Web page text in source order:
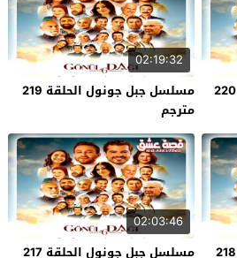
مسلسل جبل جونول الحلقة 220
02:19:32
مسلسل جبل جونول الحلقة 219
مترجم
مسلسل جبل جونول الحلقة 218
02:03:46
مسلسل جبل جونول الحلقة 217